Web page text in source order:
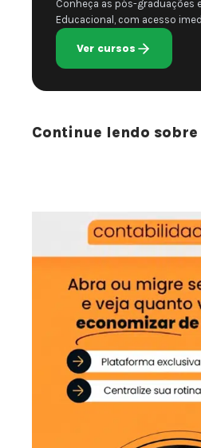
Conheça as pós-graduações
Educacional, com acesso
Ver cursos
Continue lendo sobre